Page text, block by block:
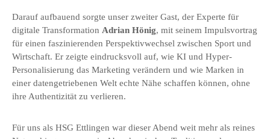
Darauf aufbauend sorgte unser zweiter Gast, der Experte für
digitale Transformation Adrian Hönig, mit seinem Impulsvortrag
für einen faszinierenden Perspektivwechsel zwischen Sport und
Wirtschaft. Er zeigte eindrucksvoll auf, wie KI und Hyper-
Personalisierung das Marketing verändern und wie Marken in
einer datengetriebenen Welt echte Nähe schaffen können, ohne
ihre Authentizität zu verlieren.
Für uns als HSG Ettlingen war dieser Abend weit mehr als reines